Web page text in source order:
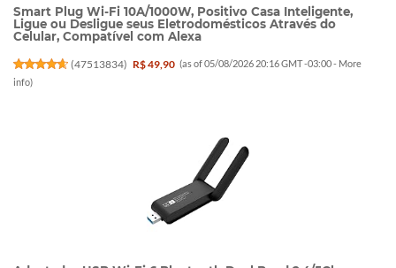
Smart Plug Wi-Fi 10A/1000W, Positivo Casa Inteligente,
Ligue ou Desligue seus Eletrodomésticos Através do
Celular, Compatível com Alexa
(47513834) R$ 49,90 (as of 05/08/2026 20:16 GMT -03:00 - More
info)